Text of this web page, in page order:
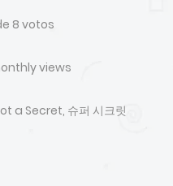
8 votos
views
a Secret, 슈퍼 시크릿